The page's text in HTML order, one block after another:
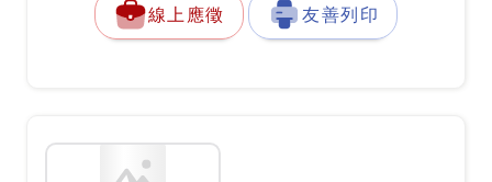
線上應徵 友善列印